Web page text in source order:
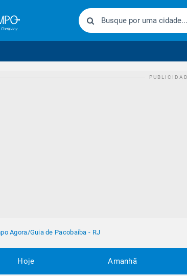
Agora/Guia de Pacobaíba - RJ
Hoje Amanhã